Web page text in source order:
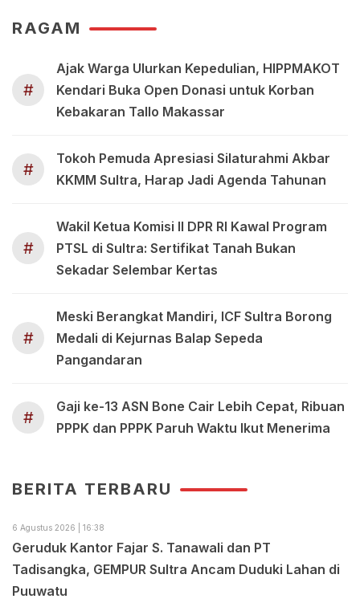
RAGAM
#
Ajak Warga Ulurkan Kepedulian, HIPPMAKOT
Kendari Buka Open Donasi untuk Korban
Kebakaran Tallo Makassar
#
Tokoh Pemuda Apresiasi Silaturahmi Akbar
KKMM Sultra, Harap Jadi Agenda Tahunan
#
Wakil Ketua Komisi II DPR RI Kawal Program
PTSL di Sultra: Sertifikat Tanah Bukan
Sekadar Selembar Kertas
#
Meski Berangkat Mandiri, ICF Sultra Borong
Medali di Kejurnas Balap Sepeda
Pangandaran
#
Gaji ke-13 ASN Bone Cair Lebih Cepat, Ribuan
PPPK dan PPPK Paruh Waktu Ikut Menerima
BERITA TERBARU
6 Agustus 2026 | 16:38
Geruduk Kantor Fajar S. Tanawali dan PT
Tadisangka, GEMPUR Sultra Ancam Duduki Lahan di
Puuwatu